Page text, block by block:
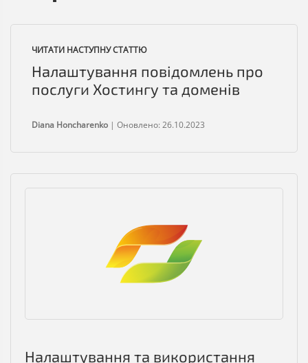
ЧИТАТИ НАСТУПНУ СТАТТЮ
Налаштування повідомлень про
послуги Хостингу та доменів
Diana Honcharenko | Оновлено: 26.10.2023
Налаштування та використання